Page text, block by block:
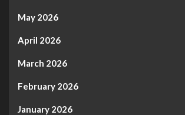
May 2026
April 2026
March 2026
February 2026
January 2026